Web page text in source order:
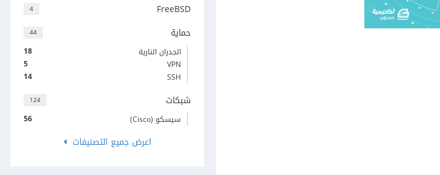
4 FreeBSD
44 حماية
18
الجدران النارية
5
VPN
14
SSH
124 شبكات
56 سيسكو (Cisco)
اعرض جميع التصنيفات